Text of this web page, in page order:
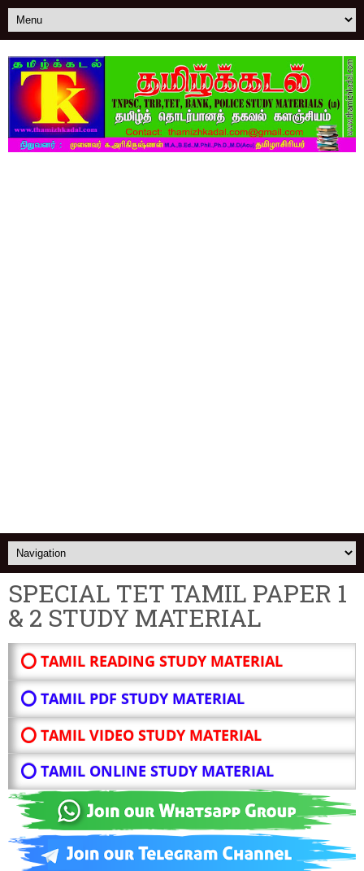
SPECIAL TET TAMIL PAPER 1
& 2 STUDY MATERIAL
⭕ TAMIL READING STUDY MATERIAL
⭕ TAMIL PDF STUDY MATERIAL
⭕ TAMIL VIDEO STUDY MATERIAL
⭕ TAMIL ONLINE STUDY MATERIAL